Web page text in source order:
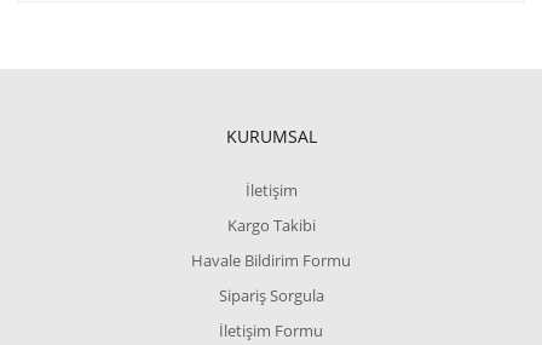
KURUMSAL
İletişim
Kargo Takibi
Havale Bildirim Formu
Sipariş Sorgula
İletişim Formu